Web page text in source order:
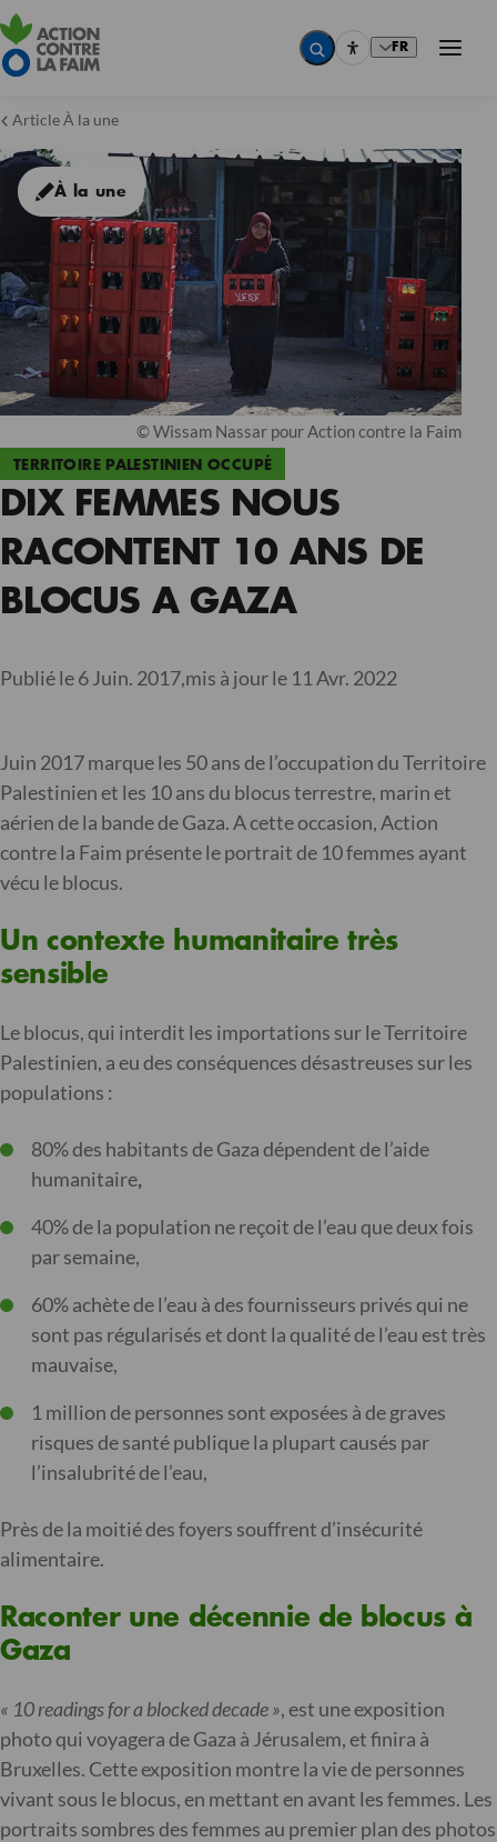
FR
Article À la une
TERRITOIRE PALESTINIEN OCCUPÉ
À la une
© Wissam Nassar pour Action contre la Faim
DIX FEMMES NOUS
RACONTENT 10 ANS DE
BLOCUS A GAZA
Publié le 6 Juin. 2017,mis à jour le 11 Avr. 2022
Juin 2017 marque les 50 ans de l’occupation du Territoire
Palestinien et les 10 ans du blocus terrestre, marin et
aérien de la bande de Gaza. A cette occasion, Action
contre la Faim présente le portrait de 10 femmes ayant
vécu le blocus.
Un contexte humanitaire très
sensible
Le blocus, qui interdit les importations sur le Territoire
Palestinien, a eu des conséquences désastreuses sur les
populations :
80% des habitants de Gaza dépendent de l’aide
humanitaire,
40% de la population ne reçoit de l’eau que deux fois
par semaine,
60% achète de l’eau à des fournisseurs privés qui ne
sont pas régularisés et dont la qualité de l’eau est très
mauvaise,
1 million de personnes sont exposées à de graves
risques de santé publique la plupart causés par
l’insalubrité de l’eau,
Près de la moitié des foyers souffrent d’insécurité
alimentaire.
Raconter une décennie de blocus à
Gaza
« 10 readings for a blocked decade », est une exposition
photo qui voyagera de Gaza à Jérusalem, et finira à
Bruxelles. Cette exposition montre la vie de personnes
vivant sous le blocus, en mettant en avant les femmes. Les
portraits sombres des femmes au premier plan des photos